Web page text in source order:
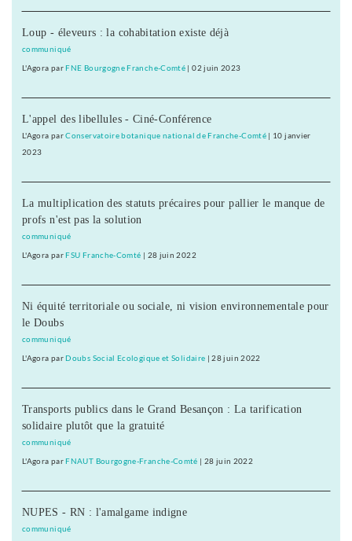
Loup - éleveurs : la cohabitation existe déjà
communiqué
L'Agora parFNE Bourgogne Franche-Comté |02 juin 2023
L'appel des libellules - Ciné-Conférence
L'Agora parConservatoire botanique national de Franche-Comté| 10 janvier
2023
La multiplication des statuts précaires pour pallier le manque de
profs n'est pas la solution
communiqué
L'Agora parFSU Franche-Comté | 28 juin 2022
Ni équité territoriale ou sociale, ni vision environnementale pour
le Doubs
communiqué
L'Agora parDoubs Social Ecologique et Solidaire |28 juin 2022
Transports publics dans le Grand Besançon : La tarification
solidaire plutôt que la gratuité
communiqué
L'Agora parFNAUT Bourgogne-Franche-Comté | 28 juin 2022
NUPES - RN : l'amalgame indigne
communiqué